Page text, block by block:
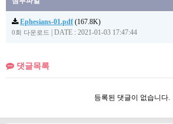
Ephesians-01.pdf (167.8K)
0회 다운로드 DATE : 2021-01-03 17:47:44
댓글목록
등록된 댓글이 없습니다.